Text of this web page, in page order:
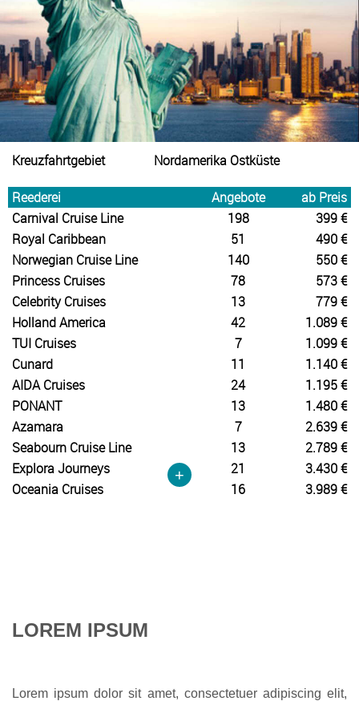
Kreuzfahrtgebiet Nordamerika Ostküste
Reederei Angebote
ab Preis
Carnival Cruise Line
198
399 €
Royal Caribbean
51
490 €
Norwegian Cruise Line
140
550 €
Princess Cruises
78
573 €
Celebrity Cruises
13
779 €
Holland America
42
1.089 €
TUI Cruises
7
1.099 €
Cunard
11
1.140 €
AIDA Cruises
24
1.195 €
PONANT
13
1.480 €
Azamara
7
2.639 €
Seabourn Cruise Line
13
2.789 €
Explora Journeys
21
3.430 €
Oceania Cruises
16 3.989 €
+
LOREM IPSUM
Lorem ipsum dolor sit amet, consectetuer adipiscing elit,